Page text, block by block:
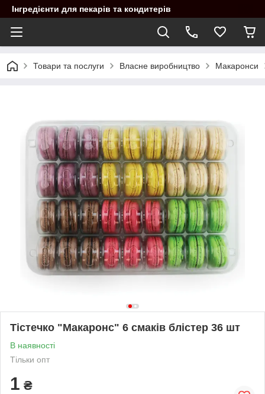
Інгредієнти для пекарів та кондитерів
Товари та послуги Власне виробництво Макаронси
Тістечко "Макаронс" 6 смаків блістер 36 шт
В наявності
Тільки опт
1 ₴